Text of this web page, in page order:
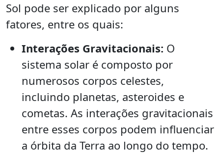
Sol pode ser explicado por alguns
fatores, entre os quais:
Interações Gravitacionais: O
sistema solar é composto por
numerosos corpos celestes,
incluindo planetas, asteroides e
cometas. As interações gravitacionais
entre esses corpos podem influenciar
a órbita da Terra ao longo do tempo.